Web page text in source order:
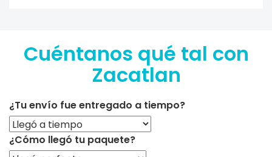
Cuéntanos qué tal con
Zacatlan
¿Tu envío fue entregado a tiempo?
¿Cómo llegó tu paquete?